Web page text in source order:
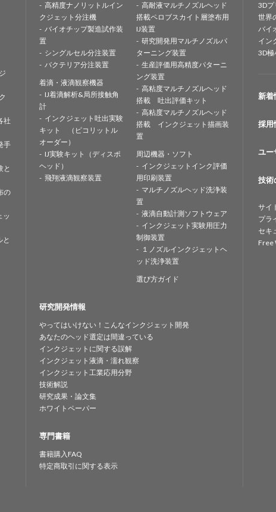
社
手
と
の
ッ
高精度ナノリットルイン
クジェット分注機
バイオチップ製造試作装
置
シングルセル分注装置
バクテリア分注装置
着滴・液滴観察機器
IJ着滴解析&局所接触角
計
インクジェット吐出実験
キット （ピコリットル
オーダー）
IJ実験キット（ディスポ
ヘッド）
飛翔液滴観察装置
高耐液マルチノズルヘッド
搭載ペロブスカイト層塗布用
IJ装置
研究開発用マルチノズルパ
ターニング装置
生産評価用高精度パターニ
ング装置
高粘度マルチノズルヘッド
搭載 吐出評価キット
高粘度マルチノズルヘッド
搭載 インクジェット描画装
置
周辺機器・ソフト
インクジェットインク評価
用印刷装置
マルチノズルヘッド洗浄装
置
液滴自動計測ソフトウェア
インクジェット実験用圧力
制御装置
１ノズルインクジェットヘ
ッド洗浄装置
選び方ガイド
研究開発情報
やってはいけない！こんなインクジェット開発
あなたのヘッド選定は間違っている
インクジェットに関する誤解
インクジェット液滴・濡れ観察
インクジェット工業応用分野
技術解説
研究成果・論文集
ホワイトペーパー
専門書籍
書籍購入FAQ
特定商取引に関する表示
3D
世界
バイ
イン
3D極
新着
採用
ユー
技術
サイ
プラ
セキ
Free